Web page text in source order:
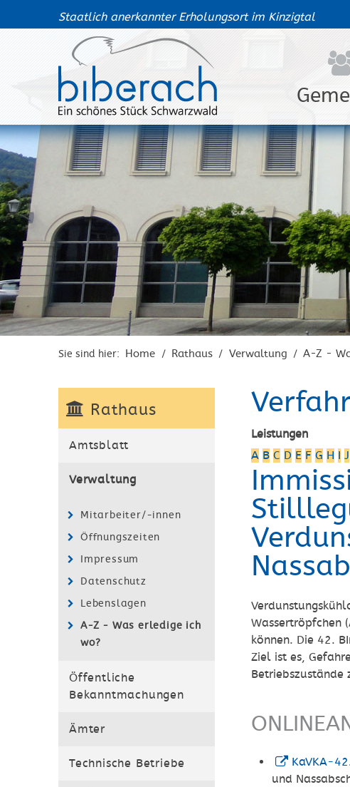
Staatlich anerkannter Erholungsort im Kinzigtal
Sie sind hier: Home / Rathaus / Verwaltung / A-Z -
Rathaus
Amtsblatt
Verwaltung
Mitarbeiter/-innen
Öffnungszeiten
Impressum
Datenschutz
Lebenslagen
A-Z - Was erledige ich
wo?
Öffentliche
Bekanntmachungen
Ämter
Technische Betriebe
Leistungen
A B C D E F G H I J
Wassertröpfchen
können. Die 42.
Ziel ist es,
KaVKA-
und